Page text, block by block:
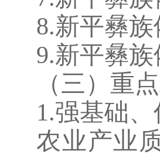
8.新平彝
9.新平彝
（三）重
1.强基础
农业产业